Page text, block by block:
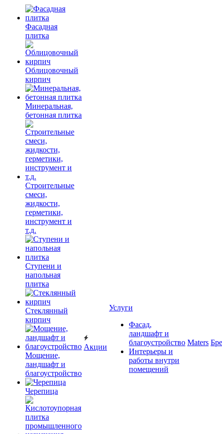
Фасадная
плитка
Облицовочный
кирпич
Минеральная,
бетонная плитка
Строительные
смеси,
жидкости,
герметики,
инструмент и
т.д.
Ступени и
напольная
плитка
Cтеклянный
кирпич
Мощение,
ландшафт и
благоустройство
Черепица
Акции
Услуги
Фасад,
ландшафт и
благоустройство
Интерьеры и
работы внутри
помещений
Maters